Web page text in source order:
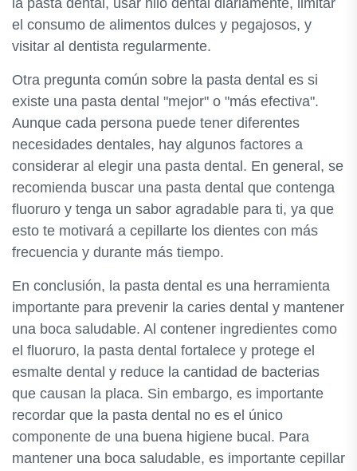
la pasta dental, usar hilo dental diariamente, limitar
el consumo de alimentos dulces y pegajosos, y
visitar al dentista regularmente.
Otra pregunta común sobre la pasta dental es si
existe una pasta dental "mejor" o "más efectiva".
Aunque cada persona puede tener diferentes
necesidades dentales, hay algunos factores a
considerar al elegir una pasta dental. En general, se
recomienda buscar una pasta dental que contenga
fluoruro y tenga un sabor agradable para ti, ya que
esto te motivará a cepillarte los dientes con más
frecuencia y durante más tiempo.
En conclusión, la pasta dental es una herramienta
importante para prevenir la caries dental y mantener
una boca saludable. Al contener ingredientes como
el fluoruro, la pasta dental fortalece y protege el
esmalte dental y reduce la cantidad de bacterias
que causan la placa. Sin embargo, es importante
recordar que la pasta dental no es el único
componente de una buena higiene bucal. Para
mantener una boca saludable, es importante cepillar